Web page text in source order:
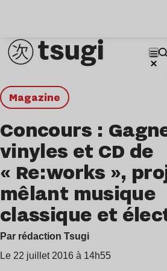
magazine
Concours :
vinyles et CD de
« Re:works »,
mêlant musique
classique et
Par rédaction Tsugi
Le 22 juillet 2016 à 14h55